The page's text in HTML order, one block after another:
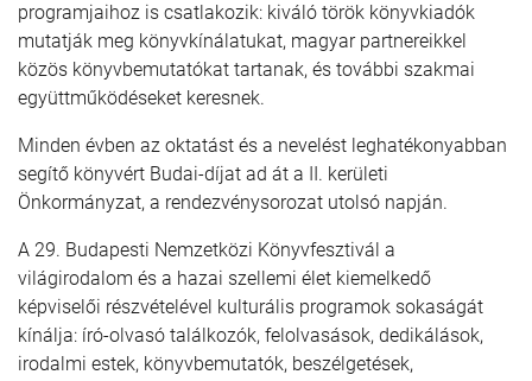
programjaihoz is csatlakozik: kiváló török könyvkiadók
mutatják meg könyvkínálatukat, magyar partnereikkel
közös könyvbemutatókat tartanak, és további szakmai
együttműködéseket keresnek.
Minden évben az oktatást és a nevelést leghatékonyabban
segítő könyvért Budai-díjat ad át a II. kerületi
Önkormányzat, a rendezvénysorozat utolsó napján.
A 29. Budapesti Nemzetközi Könyvfesztivál a
világirodalom és a hazai szellemi élet kiemelkedő
képviselői részvételével kulturális programok sokaságát
kínálja: író-olvasó találkozók, felolvasások, dedikálások,
irodalmi estek, könyvbemutatók, beszélgetések,